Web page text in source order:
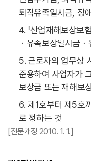
퇴직유족일시금, 장
4. 「산업재해보상보
ㆍ유족보상일시금
5. 근로자의 업무상
준용하여 사업자가
보상금 또는 재해보
6. 제1호부터 제5호
로 정하는 것
[전문개정 2010. 1. 1.]